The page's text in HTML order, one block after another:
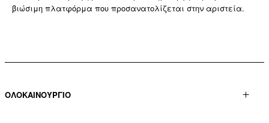
βιώσιμη πλατφόρμα που προσανατολίζεται στην αριστεία.
ΟΛΟΚΑΙΝΟΥΡΓΙΟ